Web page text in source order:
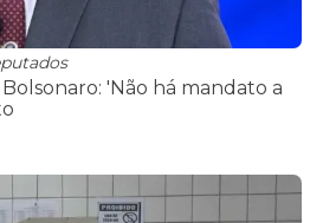
'Não há mandato a